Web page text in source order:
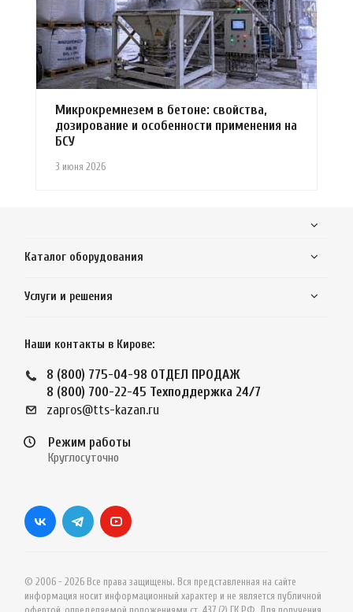
3 июня 2026
Микрокремнезем в бетоне: свойства,
дозирование и особенности применения на
БСУ
Каталог оборудования
Услуги и решения
Наши контакты в Кирове:
8 (800) 775-04-98 ОТДЕЛ ПРОДАЖ
8 (800) 700-22-45 Техподдержка 24/7
zapros@tts-kazan.ru
Режим работы
Круглосуточно
© 2006 - 2026 Все права защищены. Вся представленная на сайте
информация носит информационный характер и не является публичной